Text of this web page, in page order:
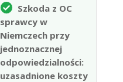
Szkoda z OC
sprawcy w
Niemczech przy
jednoznacznej
odpowiedzialności:
uzasadnione koszty